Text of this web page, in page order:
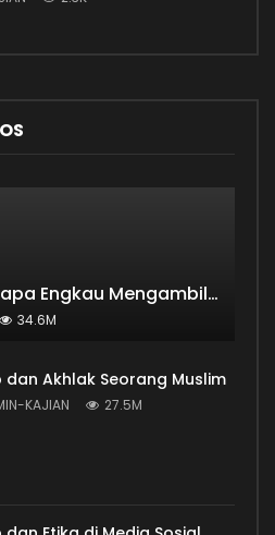
Lihatlah dari Siapa Engkau Mengambil Ilmu
34.6M
dan Akhlak Seorang Muslim
KAJIAN 27.5M